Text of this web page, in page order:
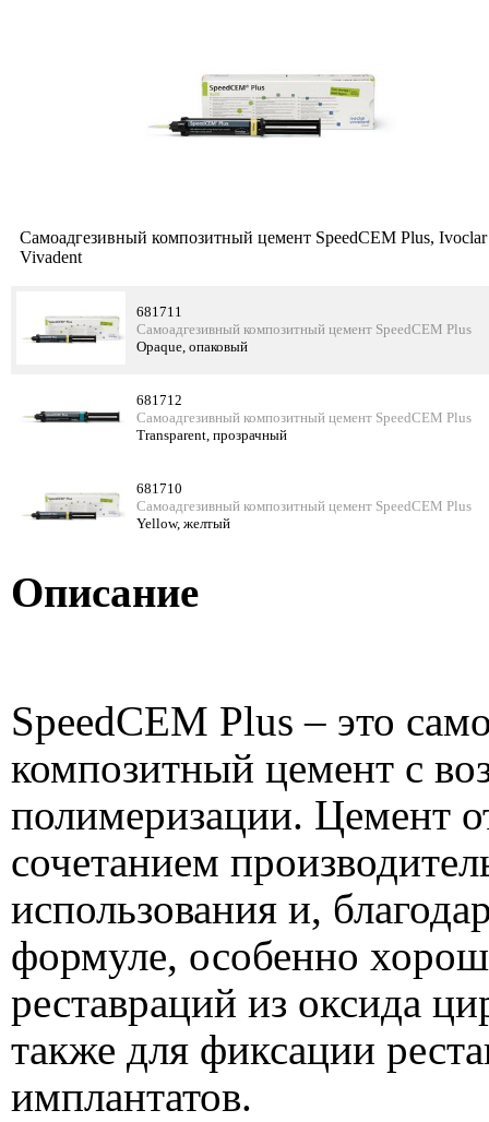
Самоадгезивный композитный цемент SpeedCEM Plus, Ivoclar
Vivadent
681711
Самоадгезивный композитный цемент SpeedCEM Plus
Opaque, опаковый
681712
Самоадгезивный композитный цемент SpeedCEM Plus
Transparent, прозрачный
681710
Самоадгезивный композитный цемент SpeedCEM Plus
Yellow, желтый
Описание
SpeedCEM Plus – это
композитный цемент с
полимеризации. Цемент
сочетанием
использования и,
формуле, особенно
реставраций из оксида
также для фиксации
имплантатов.